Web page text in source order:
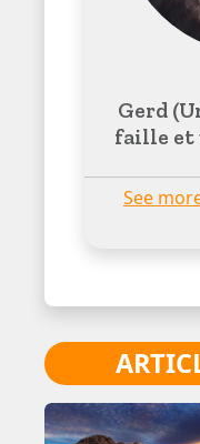
Gerd
faille et
See